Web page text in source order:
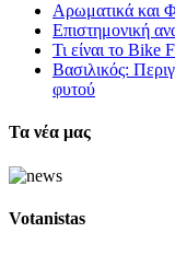
Αρωματικά και
Επιστημονική
Τι είναι το Bike
Βασιλικός:
φυτού
Τα νέα μας
Votanistas